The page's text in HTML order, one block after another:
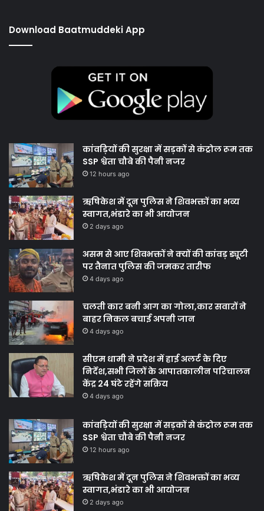
Download Baatmuddeki App
कांवड़ियों की सुरक्षा में सड़कों से कंट्रोल रूम तक
SSP श्वेता चौबे की पैनी नजर
12 hours ago
ऋषिकेश में दून पुलिस ने शिवभक्तों का भव्य
स्वागत,भंडारे का भी आयोजन
2 days ago
असम से आए शिवभक्तों ने क्यों की कांवड़ ड्यूटी
पर तैनात पुलिस की जमकर तारीफ
4 days ago
चलती कार बनी आग का गोला,कार सवारों ने
बाहर निकल बचाई अपनी जान
4 days ago
सीएम धामी ने प्रदेश में हाई अलर्ट के दिए
निर्देश,सभी जिलों के आपातकालीन परिचालन
केंद्र 24 घंटे रहेंगे सक्रिय
4 days ago
कांवड़ियों की सुरक्षा में सड़कों से कंट्रोल रूम तक
SSP श्वेता चौबे की पैनी नजर
12 hours ago
ऋषिकेश में दून पुलिस ने शिवभक्तों का भव्य
स्वागत,भंडारे का भी आयोजन
2 days ago